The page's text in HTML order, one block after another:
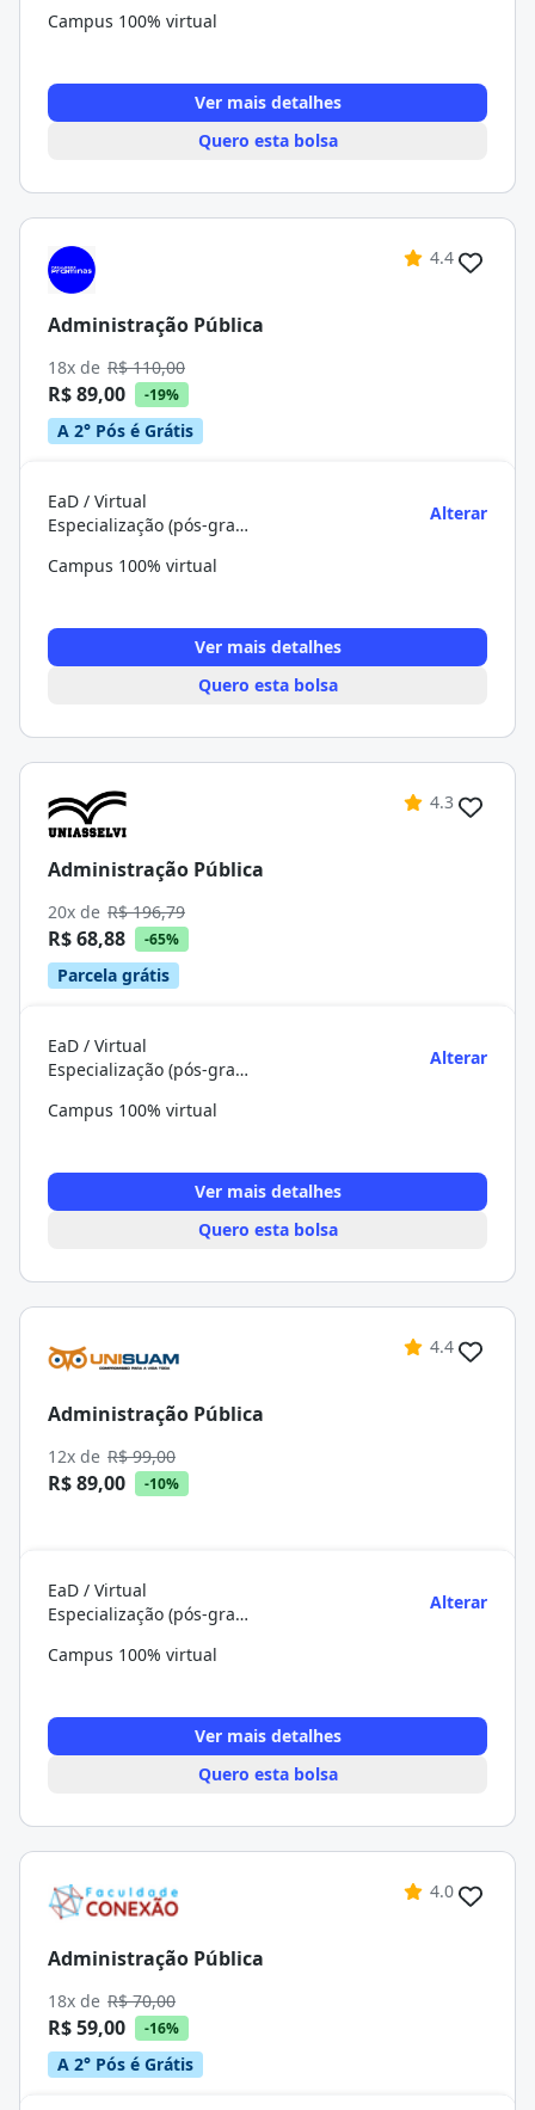
Campus 100% virtual
Ver mais detalhes
Quero esta bolsa
4.4
Administração Pública
18x de R$ 110,00
R$ 89,00 -19%
A 2° Pós é Grátis
EaD / Virtual
Especialização (pós-graduação)
Alterar
Campus 100% virtual
Ver mais detalhes
Quero esta bolsa
4.3
Administração Pública
20x de R$ 196,79
R$ 68,88 -65%
Parcela grátis
EaD / Virtual
Especialização (pós-graduação)
Alterar
Campus 100% virtual
Ver mais detalhes
Quero esta bolsa
4.4
Administração Pública
12x de R$ 99,00
R$ 89,00 -10%
EaD / Virtual
Especialização (pós-graduação)
Alterar
Campus 100% virtual
Ver mais detalhes
Quero esta bolsa
4.0
Administração Pública
18x de R$ 70,00
R$ 59,00 -16%
A 2° Pós é Grátis